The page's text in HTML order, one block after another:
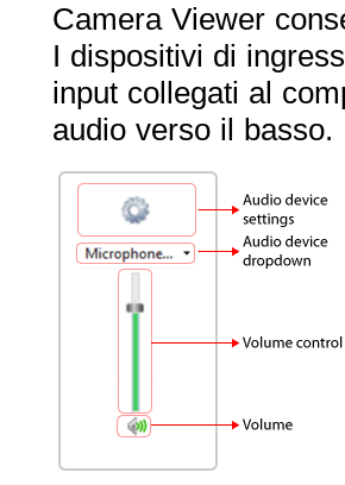
Camera Viewer
I dispositivi di
input collegati al
audio verso il basso.